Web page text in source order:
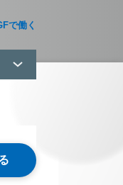
で働く